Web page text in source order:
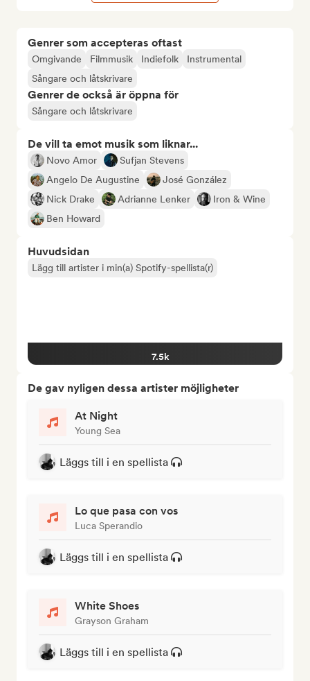
Genrer som accepteras oftast
Omgivande Filmmusik Indiefolk
Instrumental
Sångare och låtskrivare
Genrer de också är öppna för
Sångare och låtskrivare
De vill ta emot musik som liknar...
Novo Amor
Sufjan Stevens
Angelo De Augustine
José González
Nick Drake
Adrianne Lenker
Iron & Wine
Ben Howard
Huvudsidan
Lägg till artister i min(a) Spotify-spellista(r)
7.5k
De gav nyligen dessa artister möjligheter
At Night
Young Sea
Läggs till i en spellista
Lo que pasa con vos
Luca Sperandio
Läggs till i en spellista
White Shoes
Grayson Graham
Läggs till i en spellista